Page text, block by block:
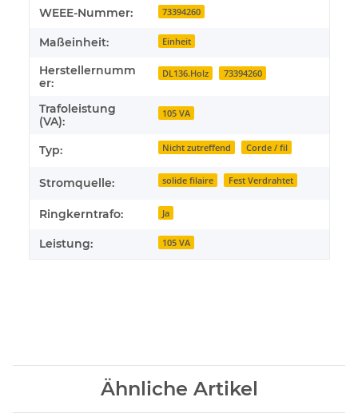
WEEE-Nummer: 73394260
Maßeinheit: Einheit
Herstellernumm
er:
DL136.Holz 73394260
Trafoleistung
(VA):
105 VA
Typ: Nicht zutreffend Corde / fil
Stromquelle: solide filaire Fest Verdrahtet
Ringkerntrafo: Ja
Leistung: 105 VA
Ähnliche Artikel